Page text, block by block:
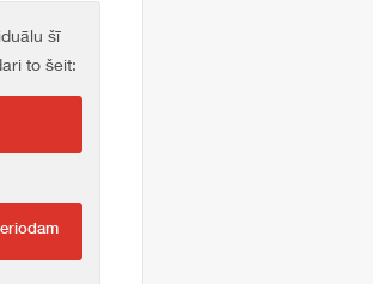
šī
to šeit: